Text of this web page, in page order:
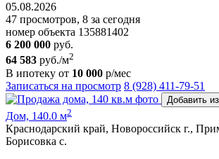
05.08.2026
47 просмотров, 8 за сегодня
номер объекта 135881402
6 200 000 руб.
64 583 руб./м2
В ипотеку от 10 000 р/мес
Записаться на просмотр 8 (928) 411-79-51
Добавить
Дом, 140.0 м2
Краснодарский край, Новороссийск г.,
Борисовка с.